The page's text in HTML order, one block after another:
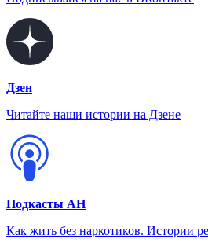
Дзен
Читайте наши истории на Дзене
Подкасты АН
Как жить без наркотиков. Истории